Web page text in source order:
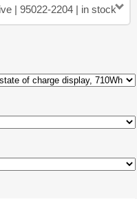
| 95022-2204 | in stock